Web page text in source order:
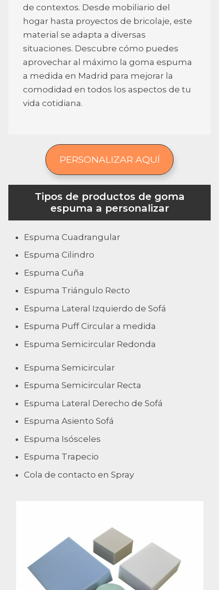
de contextos. Desde mobiliario del
hogar hasta proyectos de bricolaje, este
material se adapta a diversas
situaciones. Descubre cómo puedes
aprovechar al máximo la goma espuma
a medida en Madrid para mejorar la
comodidad en todos los aspectos de tu
vida cotidiana.
PERSONALIZAR AQUÍ
Tipos de productos de goma
espuma a personalizar
Espuma Cuadrangular
Espuma Cilindro
Espuma Cuña
Espuma Triángulo Recto
Espuma Lateral Izquierdo de Sofá
Espuma Puff Circular a medida
Espuma Semicircular Redonda
Espuma Semicircular
Espuma Semicircular Recta
Espuma Lateral Derecho de Sofá
Espuma Asiento Sofá
Espuma Isósceles
Espuma Trapecio
Cola de contacto en Spray